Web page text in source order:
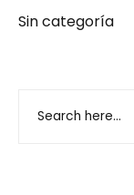
Sin categoría